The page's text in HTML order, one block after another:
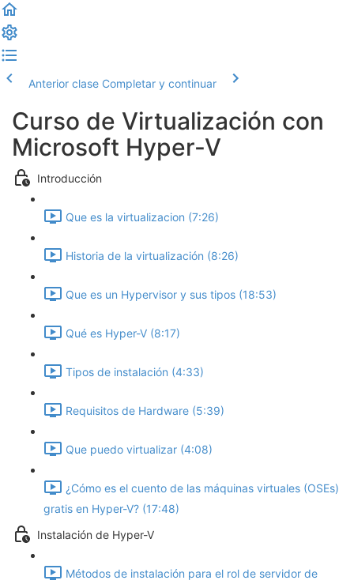
Anterior clase Completar y continuar
Curso de Virtualización con
Microsoft Hyper-V
Introducción
Que es la virtualizacion (7:26)
Historia de la virtualización (8:26)
Que es un Hypervisor y sus tipos (18:53)
Qué es Hyper-V (8:17)
Tipos de instalación (4:33)
Requisitos de Hardware (5:39)
Que puedo virtualizar (4:08)
¿Cómo es el cuento de las máquinas virtuales (OSEs)
gratis en Hyper-V? (17:48)
Instalación de Hyper-V
Métodos de instalación para el rol de servidor de